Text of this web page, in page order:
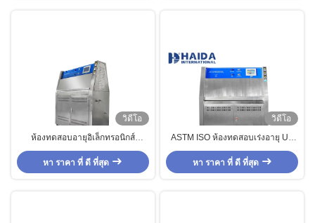
วิดีโอ
ห้องทดสอบอายุอิเล็กทรอนิกส์
อุตสาหกรรมรถจักรยานยนต์พร้อมตัว
ควบคุมหน้าจอสัมผัส LCD
หา ราคา ที่ ดี ที่สุด
วิดีโอ
ASTM ISO ห้องทดสอบเร่งอายุ UV
เร่งจำลองห้องสภาพแวดล้อมดวง
อาทิตย์
หา ราคา ที่ ดี ที่สุด